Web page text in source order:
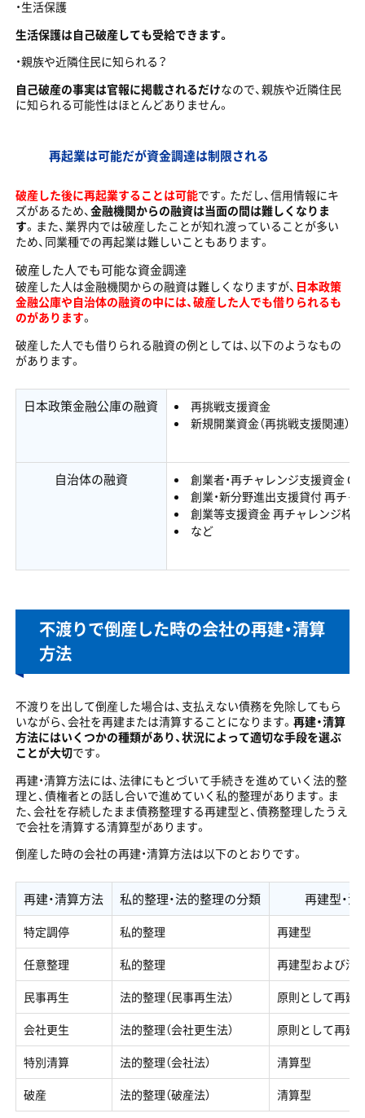
・生活保護
生活保護は自己破産しても受給できます。
・親族や近隣住民に知られる？
自己破産の事実は官報に掲載されるだけなので、親族や近隣住民
に知られる可能性はほとんどありません。
再起業は可能だが資金調達は制限される
破産した後に再起業することは可能です。ただし、信用情報にキ
ズがあるため、 金融機関からの融資は当面の間は難しくなりま
す。また、業界内では破産したことが知れ渡っていることが多い
ため、同業種での再起業は難しいこともあります。
破産した人でも可能な資金調達
破産した人は金融機関からの融資は難しくなりますが、 日本政策
金融公庫や自治体の融資の中には、破産した人でも借りられるも
のがあります。
破産した人でも借りられる融資の例としては、以下のようなもの
があります。
日本政策金融公庫の融資
再挑戦支援資金
新規開業資金（再挑戦支援関連）
自治体の融資
創業者・再チャレンジ支援資金 Cタ
創業・新分野進出支援貸付 再チャ
創業等支援資金 再チャレンジ枠（
など
不渡りで倒産した時の会社の再建・清算
方法
不渡りを出して倒産した場合は、支払えない債務を免除してもら
いながら、会社を再建または清算することになります。 再建・清算
方法にはいくつかの種類があり、状況によって適切な手段を選ぶ
ことが大切です。
再建・清算方法には、法律にもとづいて手続きを進めていく法的整
理と、債権者との話し合いで進めていく私的整理があります。ま
た、会社を存続したまま債務整理する再建型と、債務整理したうえ
で会社を清算する清算型があります。
倒産した時の会社の再建・清算方法は以下のとおりです。
再建・清算方法 私的整理・法的整理の分類 再建型・
特定調停 私的整理
再建型
任意整理
私的整理
再建型および清
民事再生
法的整理（民事再生法）
原則として再建
会社更生
法的整理（会社更生法）
原則として再建
特別清算
法的整理（会社法）
清算型
破産
法的整理（破産法） 清算型